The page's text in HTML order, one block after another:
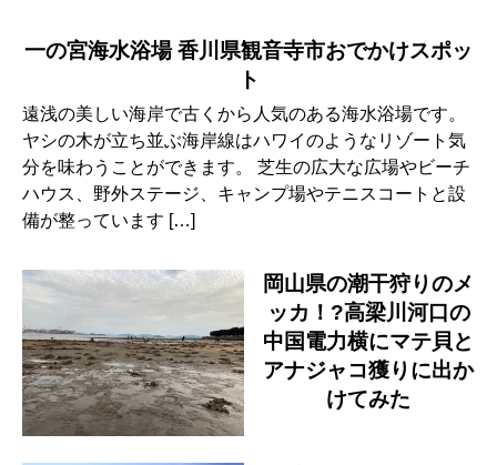
一の宮海水浴場 香川県観音寺市おでかけスポッ
ト
遠浅の美しい海岸で古くから人気のある海水浴場です。
ヤシの木が立ち並ぶ海岸線はハワイのようなリゾート気
分を味わうことができます。 芝生の広大な広場やビーチ
ハウス、野外ステージ、キャンプ場やテニスコートと設
備が整っています […]
岡山県の潮干狩りのメ
ッカ！?高梁川河口の
中国電力横にマテ貝と
アナジャコ獲りに出か
けてみた